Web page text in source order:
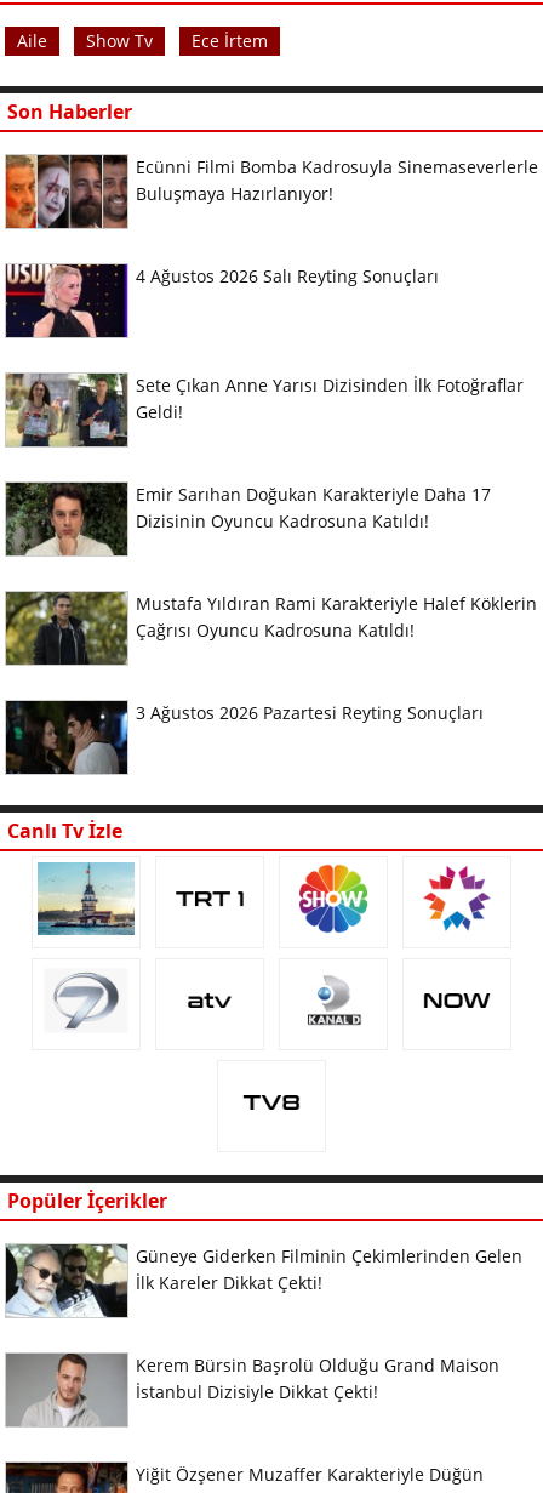
Aile Show Tv Ece İrtem
Son Haberler
Ecünni Filmi Bomba Kadrosuyla Sinemaseverlerle
Buluşmaya Hazırlanıyor!
4 Ağustos 2026 Salı Reyting Sonuçları
Sete Çıkan Anne Yarısı Dizisinden İlk Fotoğraflar
Geldi!
Emir Sarıhan Doğukan Karakteriyle Daha 17
Dizisinin Oyuncu Kadrosuna Katıldı!
Mustafa Yıldıran Rami Karakteriyle Halef Köklerin
Çağrısı Oyuncu Kadrosuna Katıldı!
3 Ağustos 2026 Pazartesi Reyting Sonuçları
Canlı Tv İzle
Popüler İçerikler
Güneye Giderken Filminin Çekimlerinden Gelen
İlk Kareler Dikkat Çekti!
Kerem Bürsin Başrolü Olduğu Grand Maison
İstanbul Dizisiyle Dikkat Çekti!
Yiğit Özşener Muzaffer Karakteriyle Düğün